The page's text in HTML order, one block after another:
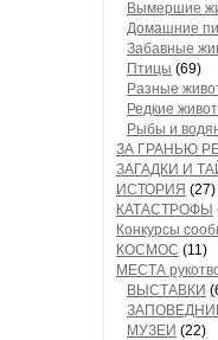
Вымершие
Домашние
Забавные
Птицы (69)
Разные
Редкие
Рыбы и
ЗА ГРАНЬЮ
ЗАГАДКИ И
ИСТОРИЯ (27)
КАТАСТРОФЫ
Конкурсы
КОСМОС (11)
МЕСТА
ВЫСТАВКИ
МУЗЕИ (22)